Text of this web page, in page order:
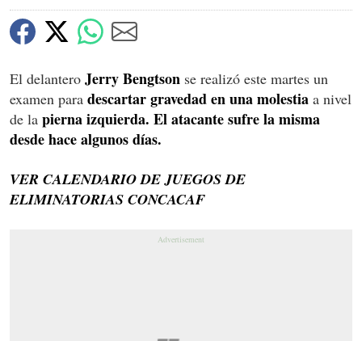
El delantero Jerry Bengtson se realizó este martes un
examen para descartar gravedad en una molestia a nivel
de la pierna izquierda. El atacante sufre la misma
desde hace algunos días.
VER CALENDARIO DE JUEGOS DE
ELIMINATORIAS CONCACAF